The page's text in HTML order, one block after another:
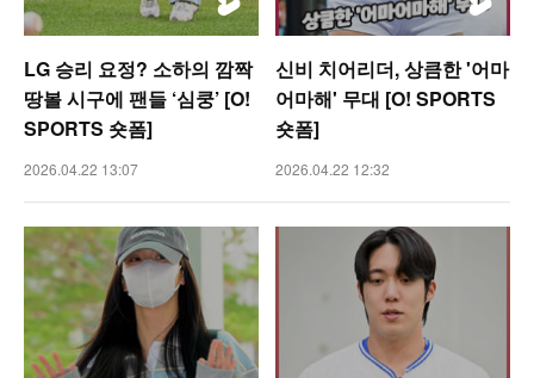
LG 승리 요정? 소하의 깜짝
땅볼 시구에 팬들 ‘심쿵’ [O!
SPORTS 숏폼]
2026.04.22 13:07
신비 치어리더, 상큼한 '어마
어마해' 무대 [O! SPORTS
숏폼]
2026.04.22 12:32